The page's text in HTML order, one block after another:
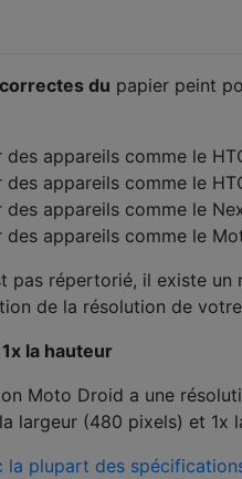
correctes du papier peint
appareils comme le
appareils comme le
appareils comme le
appareils comme le
pas répertorié, il existe
de la résolution de
la hauteur
Moto Droid a une
largeur (480 pixels) et 1x
la plupart des